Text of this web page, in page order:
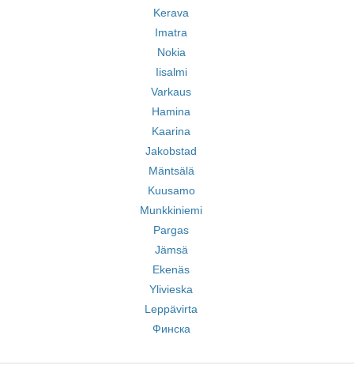
Kerava
Imatra
Nokia
Iisalmi
Varkaus
Hamina
Kaarina
Jakobstad
Mäntsälä
Kuusamo
Munkkiniemi
Pargas
Jämsä
Ekenäs
Ylivieska
Leppävirta
Финска